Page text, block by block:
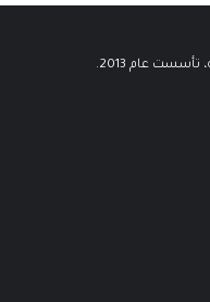
عام 2013.